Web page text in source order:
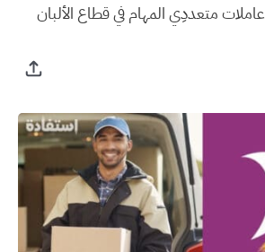
متعددِي المهام في قطاع الألبان